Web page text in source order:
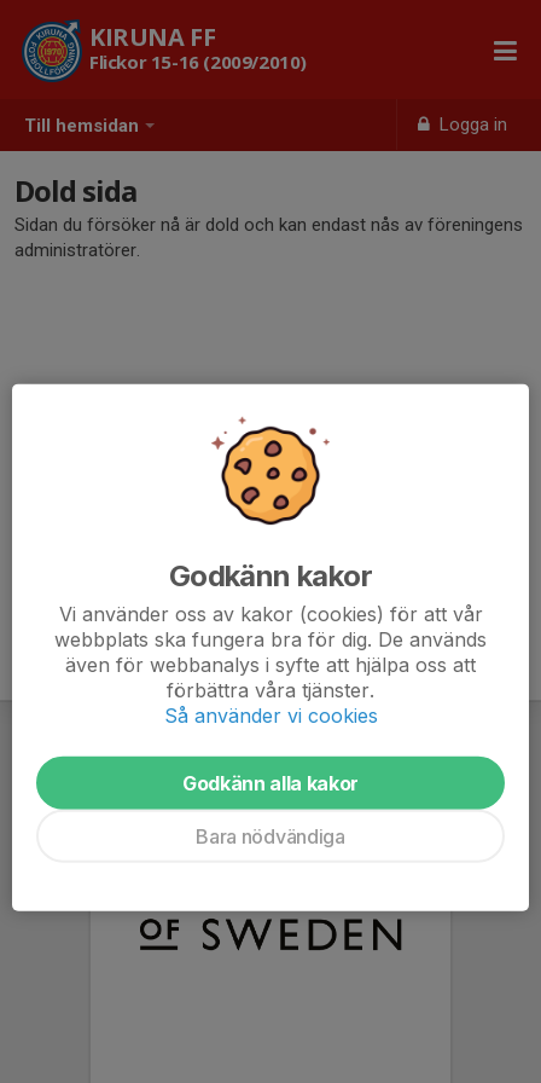
Till hemsidan Logga in
KIRUNA FF
Flickor 15-16 (2009/2010)
Dold sida
Sidan du försöker nå är dold och kan endast nås av föreningens
administratörer.
Godkänn kakor
Vi använder oss av kakor (cookies) för att vår
webbplats ska fungera bra för dig. De används
även för webbanalys i syfte att hjälpa oss att
förbättra våra tjänster.
Så använder vi cookies
Godkänn alla kakor
Bara nödvändiga